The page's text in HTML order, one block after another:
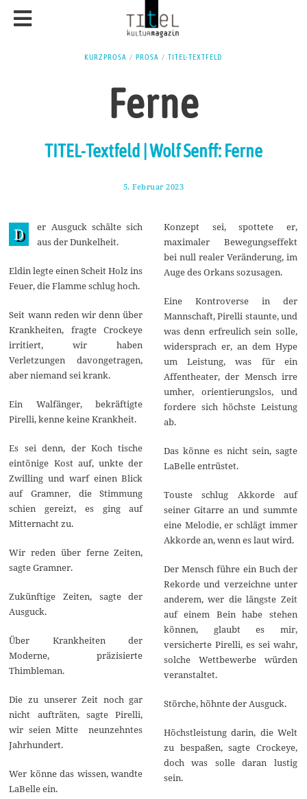
KURZPROSA / PROSA / TITEL-TEXTFELD
Ferne
TITEL-Textfeld | Wolf Senff: Ferne
5. Februar 2023
e
b
r
u
a
r
3
D
er Ausguck schälte sich
aus der Dunkelheit.
Eldin legte einen Scheit Holz ins
Feuer, die Flamme schlug hoch.
Seit wann reden wir denn über
Krankheiten, fragte Crockeye
irritiert, wir haben
Verletzungen davongetragen,
aber niemand sei krank.
Ein Walfänger, bekräftigte
Pirelli, kenne keine Krankheit.
Es sei denn, der Koch tische
eintönige Kost auf, unkte der
Zwilling und warf einen Blick
auf Gramner, die Stimmung
schien gereizt, es ging auf
Mitternacht zu.
Wir reden über ferne Zeiten,
sagte Gramner.
Zukünftige Zeiten, sagte der
Ausguck.
Über Krankheiten der
Moderne, präzisierte
Thimbleman.
Die zu unserer Zeit noch gar
nicht aufträten, sagte Pirelli,
wir seien Mitte neunzehntes
Jahrhundert.
Wer könne das wissen, wandte
LaBelle ein.
Konzept sei, spottete er,
maximaler Bewegungseffekt
bei null realer Veränderung, im
Auge des Orkans sozusagen.
Eine Kontroverse in der
Mannschaft, Pirelli staunte, und
was denn erfreulich sein solle,
widersprach er, an dem Hype
um Leistung, was für ein
Affentheater, der Mensch irre
umher, orientierungslos, und
fordere sich höchste Leistung
ab.
Das könne es nicht sein, sagte
LaBelle entrüstet.
Touste schlug Akkorde auf
seiner Gitarre an und summte
eine Melodie, er schlägt immer
Akkorde an, wenn es laut wird.
Der Mensch führe ein Buch der
Rekorde und verzeichne unter
anderem, wer die längste Zeit
auf einem Bein habe stehen
können, glaubt es mir,
versicherte Pirelli, es sei wahr,
solche Wettbewerbe würden
veranstaltet.
Störche, höhnte der Ausguck.
Höchstleistung darin, die Welt
zu bespaßen, sagte Crockeye,
doch was solle daran lustig
sein.